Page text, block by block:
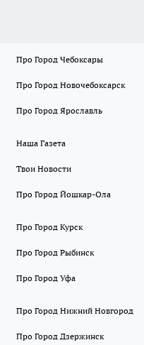
Про Город Чебоксары
Про Город Новочебоксарск
Про Город Ярославль
Наша Газета
Твои Новости
Про Город Йошкар-Ола
Про Город Курск
Про Город Рыбинск
Про Город Уфа
Про Город Нижний Новгород
Про Город Дзержинск